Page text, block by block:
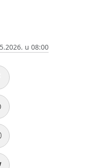
u 08:00